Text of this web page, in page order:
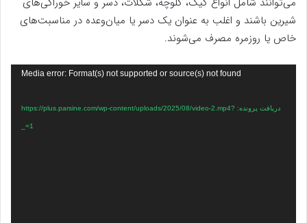
شیرین باشند و اغلب به عنوان یک دسر یا میان‌وعده در مناسبت‌های
خاص یا روزمره مصرف می‌شوند.
Media error: Format(s) not supported or source(s) not found
دریافت پرونده: https://plus.parsine.com/wp-content/uploads/2025/08/video-2.mp4?
_=1